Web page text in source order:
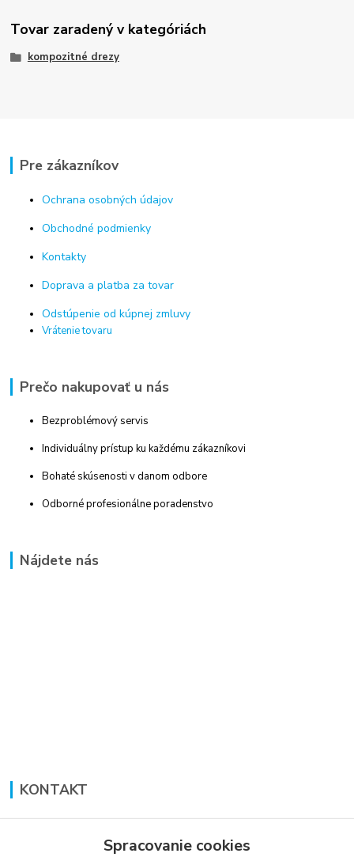
Tovar zaradený v kategóriách
kompozitné drezy
Pre zákazníkov
Ochrana osobných údajov
Obchodné podmienky
Kontakty
Doprava a platba za tovar
Odstúpenie od kúpnej zmluvy
Vrátenie tovaru
Prečo nakupovať u nás
Bezproblémový servis
Individuálny prístup ku každému zákazníkovi
Bohaté skúsenosti v danom odbore
Odborné profesionálne poradenstvo
Nájdete nás
KONTAKT
+421 948 711 774Spracovanie cookies